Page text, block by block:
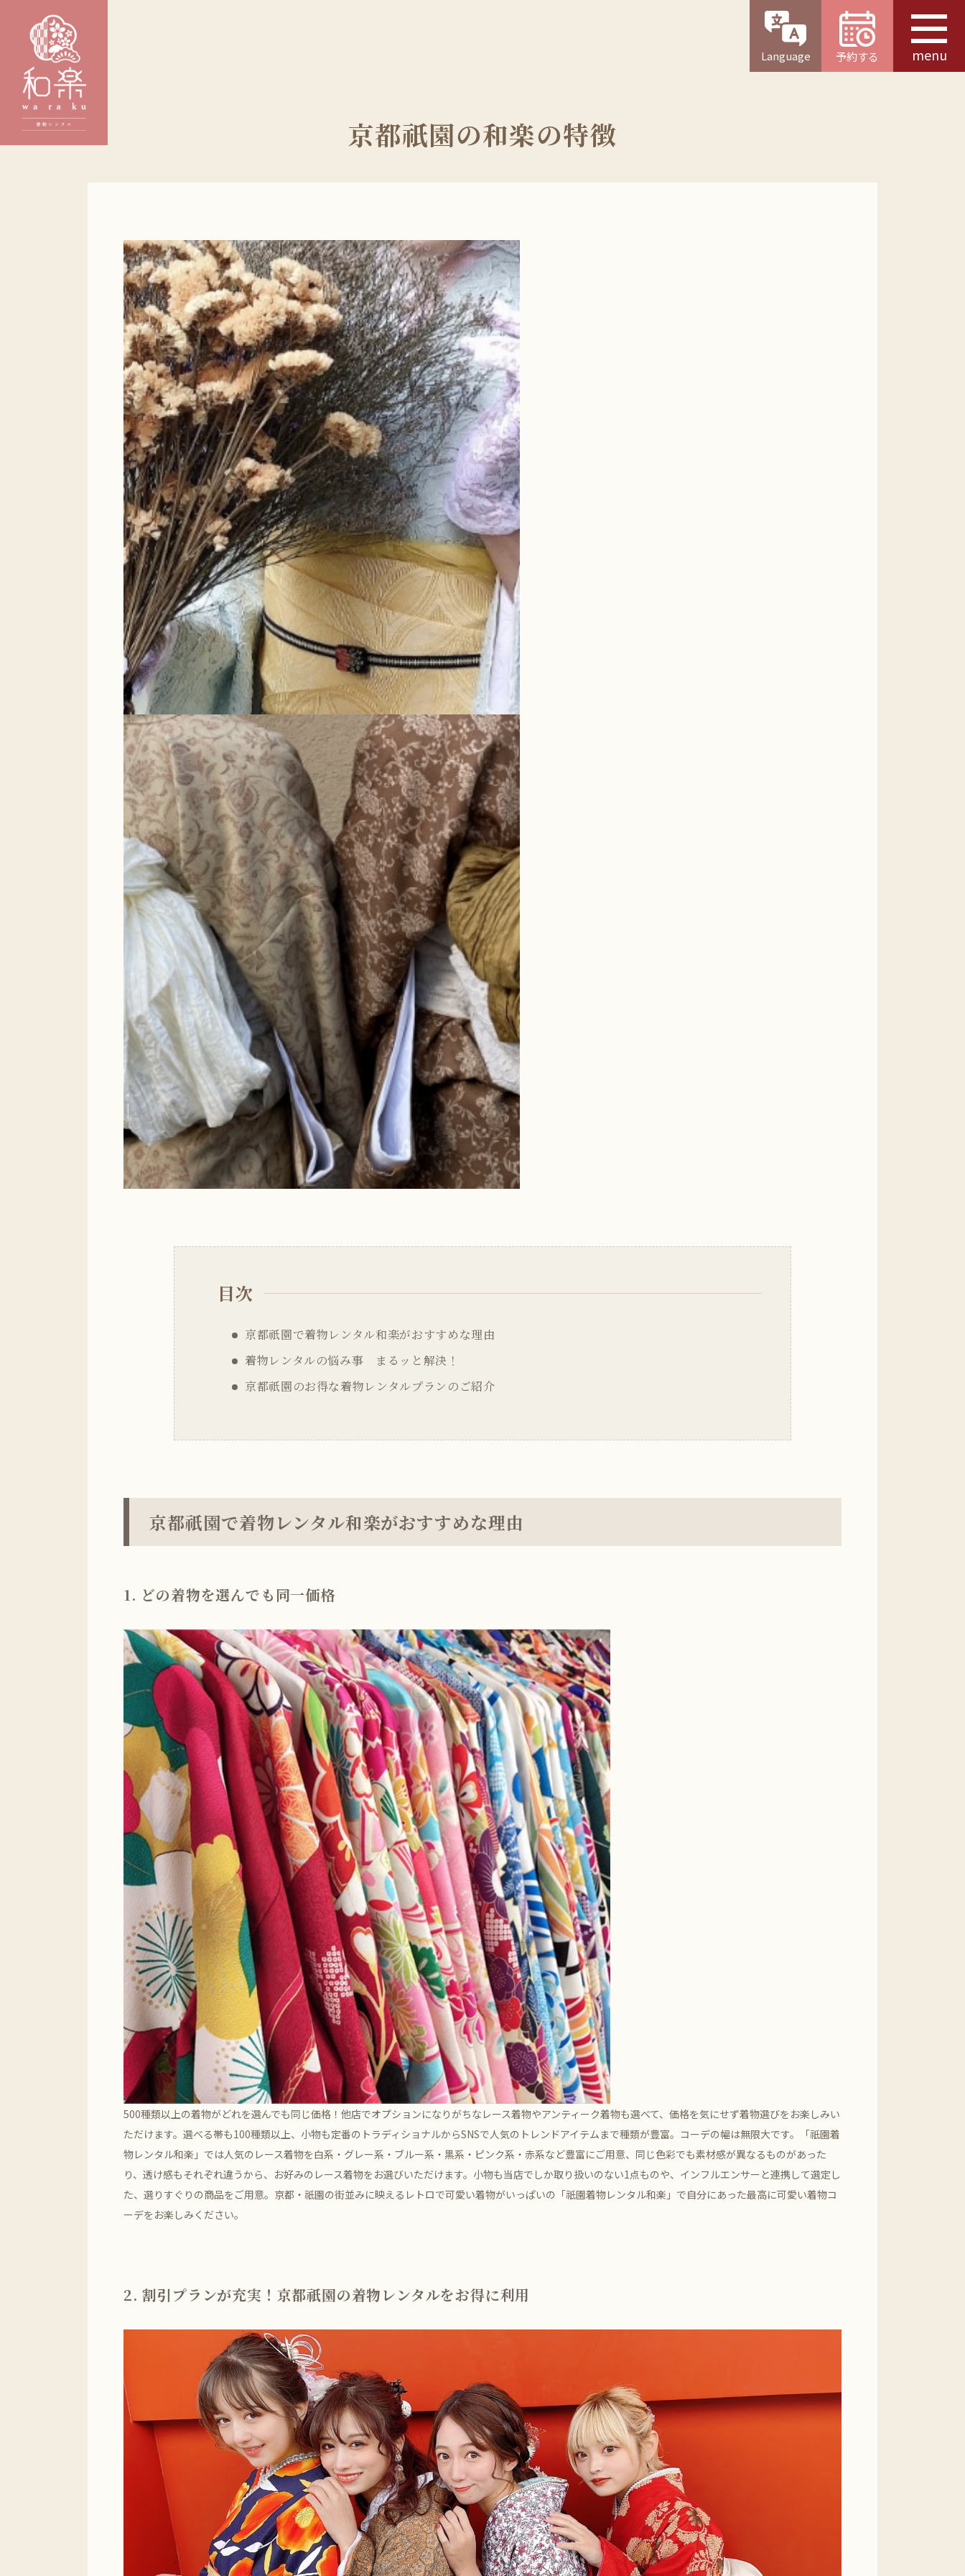
Language 予約する menu
京都祇園の和楽の特徴
目次
京都祇園で着物レンタル和楽がおすすめな理由
着物レンタルの悩み事 まるッと解決！
京都祇園のお得な着物レンタルプランのご紹介
京都祇園で着物レンタル和楽がおすすめな理由
1. どの着物を選んでも同一価格
500種類以上の着物がどれを選んでも同じ価格！他店でオプションになりがちなレース着物やアンティーク着物も選べて、価格を気にせず着物選びをお楽しみい
ただけます。選べる帯も100種類以上、小物も定番のトラディショナルからSNSで人気のトレンドアイテムまで種類が豊富。コーデの幅は無限大です。「祇園着
物レンタル和楽」では人気のレース着物を白系・グレー系・ブルー系・黒系・ピンク系・赤系など豊富にご用意、同じ色彩でも素材感が異なるものがあった
り、透け感もそれぞれ違うから、お好みのレース着物をお選びいただけます。小物も当店でしか取り扱いのない1点ものや、インフルエンサーと連携して選定し
た、選りすぐりの商品をご用意。京都・祇園の街並みに映えるレトロで可愛い着物がいっぱいの「祇園着物レンタル和楽」で自分にあった最高に可愛い着物コ
ーデをお楽しみください。
2. 割引プランが充実！京都祇園の着物レンタルをお得に利用